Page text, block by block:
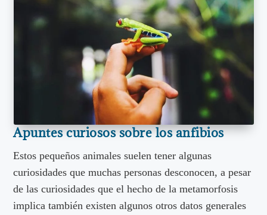
Apuntes curiosos sobre los anfibios
Estos pequeños animales suelen tener algunas
curiosidades que muchas personas desconocen, a pesar
de las curiosidades que el hecho de la metamorfosis
implica también existen algunos otros datos generales